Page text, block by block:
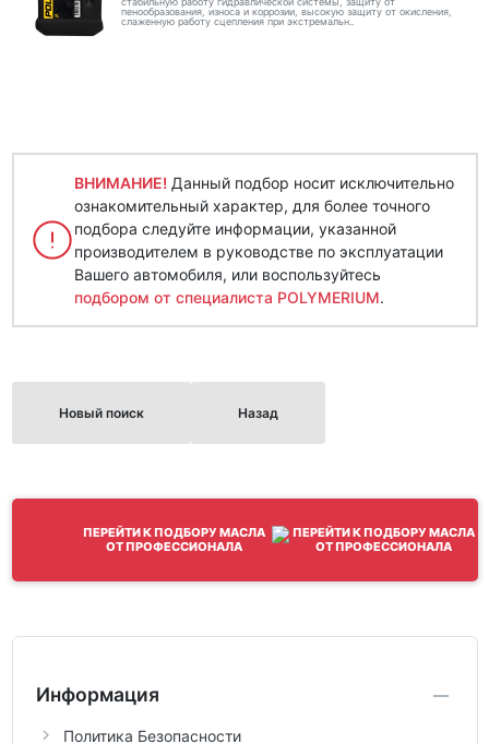
пенообразования, износа и коррозии, высокую защиту от окисления,
слаженную работу сцепления при экстремальн..
ВНИМАНИЕ! Данный подбор носит исключительно
ознакомительный характер, для более точного
подбора следуйте информации, указанной
производителем в руководстве по эксплуатации
Вашего автомобиля, или воспользуйтесь
подбором от специалиста POLYMERIUM.
Новый поиск Назад
ПЕРЕЙТИ К ПОДБОРУ МАСЛА
ОТ ПРОФЕССИОНАЛА
Информация
Политика Безопасности